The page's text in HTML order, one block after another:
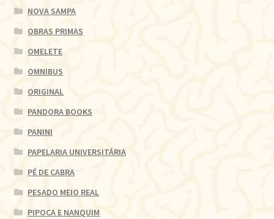
NOVA SAMPA
OBRAS PRIMAS
OMELETE
OMNIBUS
ORIGINAL
PANDORA BOOKS
PANINI
PAPELARIA UNIVERSITÁRIA
PÉ DE CABRA
PESADO MEIO REAL
PIPOCA E NANQUIM